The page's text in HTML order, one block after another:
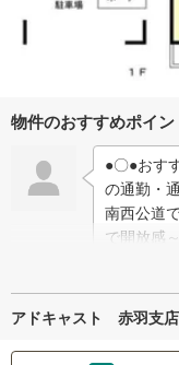
物件のおすすめポイン
●〇●おす
の通勤・
南西公道
で開放感
サポート
アドキャスト 赤羽支店